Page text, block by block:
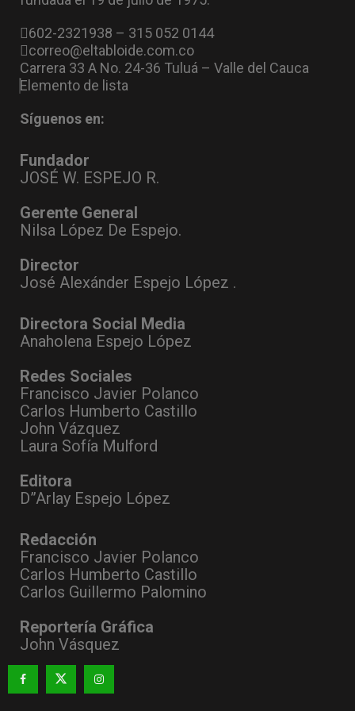
602-2321938 – 315 052 0144
correo@eltabloide.com.co
Carrera 33 A No. 24-36 Tuluá – Valle del Cauca
Elemento de lista
Síguenos en:
Fundador
JOSÉ W. ESPEJO R.
Gerente General
Nilsa López De Espejo.
Director
José Alexánder Espejo López .
Directora Social Media
Anaholena Espejo López
Redes Sociales
Francisco Javier Polanco
Carlos Humberto Castillo
John Vázquez
Laura Sofía Mulford
Editora
D”Arlay Espejo López
Redacción
Francisco Javier Polanco
Carlos Humberto Castillo
Carlos Guillermo Palomino
Reportería Gráfica
John Vásquez